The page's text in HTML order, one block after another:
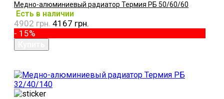
Медно-алюминиевый радиатор Термия РБ 50/60/60
Есть в наличии
4902 грн. 4167 грн.
- 15%